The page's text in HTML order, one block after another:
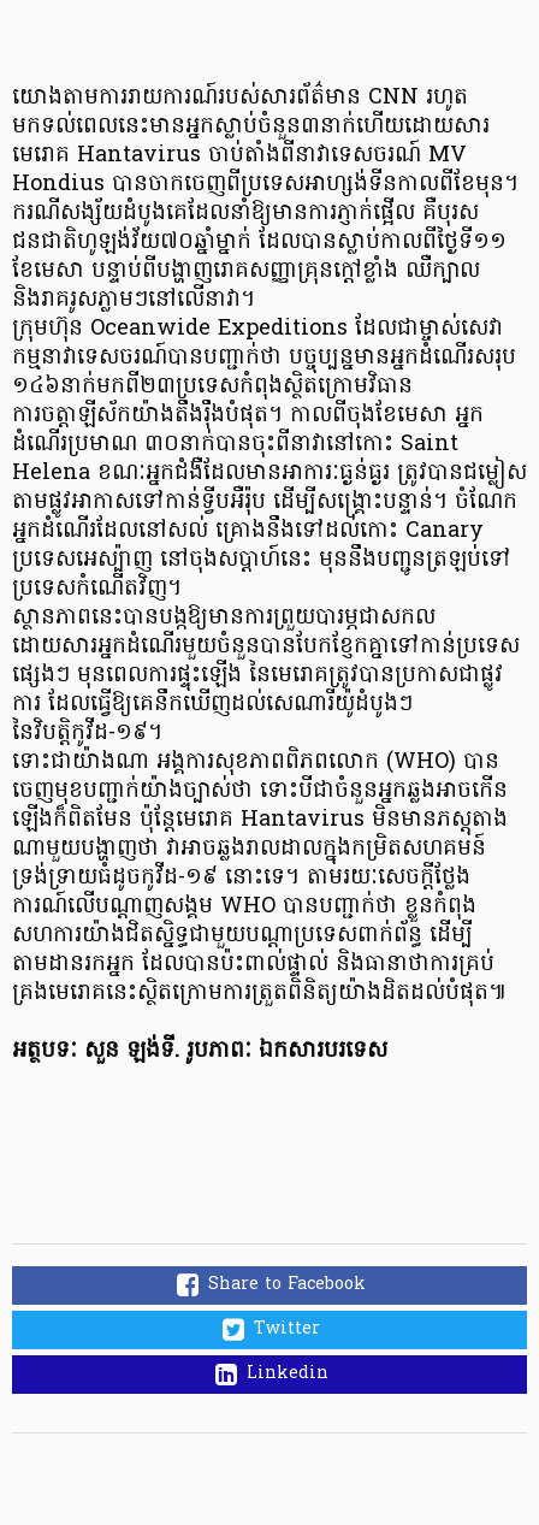
យោងតាមការរាយការណ៍របស់សារព័ត៌មាន CNN រហូត
មកទល់ពេលនេះមានអ្នកស្លាប់ចំនួន៣នាក់ហើយដោយសារ
មេរោគ Hantavirus ចាប់តាំងពីនាវាទេសចរណ៍ MV
Hondius បានចាកចេញពីប្រទេសអាហ្សង់ទីនកាលពីខែមុន។
ករណីសង្ស័យដំបូងគេដែលនាំឱ្យមានការភ្ញាក់ផ្អើល គឺបុរស
ជនជាតិហូឡង់វ័យ៧០ឆ្នាំម្នាក់ ដែលបានស្លាប់កាលពីថ្ងៃទី១១
ខែមេសា បន្ទាប់ពីបង្ហាញរោគសញ្ញាគ្រុនក្តៅខ្លាំង ឈឺក្បាល
និងរាគរូសភ្លាមៗនៅលើនាវា។
ក្រុមហ៊ុន Oceanwide Expeditions ដែលជាម្ចាស់សេវា
កម្មនាវាទេសចរណ៍បានបញ្ជាក់ថា បច្ចុប្បន្នមានអ្នកដំណើរសរុប
១៤៦នាក់មកពី២៣ប្រទេសកំពុងស្ថិតក្រោមវិធាន
ការចត្តាឡីស័កយ៉ាងតឹងរ៉ឹងបំផុត។ កាលពីចុងខែមេសា អ្នក
ដំណើរប្រមាណ ៣០នាក់បានចុះពីនាវានៅកោះ Saint
Helena ខណៈអ្នកជំងឺដែលមានអាការៈធ្ងន់ធ្ងរ ត្រូវបានជម្លៀស
តាមផ្លូវអាកាសទៅកាន់ទ្វីបអឺរ៉ុប ដើម្បីសង្គ្រោះបន្ទាន់។ ចំណែក
អ្នកដំណើរដែលនៅសល់ គ្រោងនឹងទៅដល់កោះ Canary
ប្រទេសអេស្ប៉ាញ នៅចុងសប្តាហ៍នេះ មុននឹងបញ្ជូនត្រឡប់ទៅ
ប្រទេសកំណើតវិញ។
ស្ថានភាពនេះបានបង្កឱ្យមានការព្រួយបារម្ភជាសកល
ដោយសារអ្នកដំណើរមួយចំនួនបានបែកខ្ញែកគ្នាទៅកាន់ប្រទេស
ផ្សេងៗ មុនពេលការផ្ទុះឡើង នៃមេរោគត្រូវបានប្រកាសជាផ្លូវ
ការ ដែលធ្វើឱ្យគេនឹកឃើញដល់សេណារីយ៉ូដំបូងៗ
នៃវិបត្តិកូវីដ-១៩។
ទោះជាយ៉ាងណា អង្គការសុខភាពពិភពលោក (WHO) បាន
ចេញមុខបញ្ជាក់យ៉ាងច្បាស់ថា ទោះបីជាចំនួនអ្នកឆ្លងអាចកើន
ឡើងក៏ពិតមែន ប៉ុន្តែមេរោគ Hantavirus មិនមានភស្តុតាង
ណាមួយបង្ហាញថា វាអាចឆ្លងរាលដាលក្នុងកម្រិតសហគមន៍
ទ្រង់ទ្រាយធំដូចកូវីដ-១៩ នោះទេ។ តាមរយៈសេចក្តីថ្លែង
ការណ៍លើបណ្តាញសង្គម WHO បានបញ្ជាក់ថា ខ្លួនកំពុង
សហការយ៉ាងជិតស្និទ្ធជាមួយបណ្តាប្រទេសពាក់ព័ន្ធ ដើម្បី
តាមដានរកអ្នក ដែលបានប៉ះពាល់ផ្ទាល់ និងធានាថាការគ្រប់
គ្រងមេរោគនេះស្ថិតក្រោមការត្រួតពិនិត្យយ៉ាងដិតដល់បំផុត៕
អត្ថបទៈ សួន ឡង់ទី. រូបភាពៈ ឯកសារបរទេស
Share to Facebook
Twitter
Linkedin